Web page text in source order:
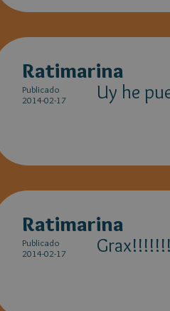
Ratimarina
Publicado
2014-02-17
Uy he
Ratimarina
Publicado
2014-02-17